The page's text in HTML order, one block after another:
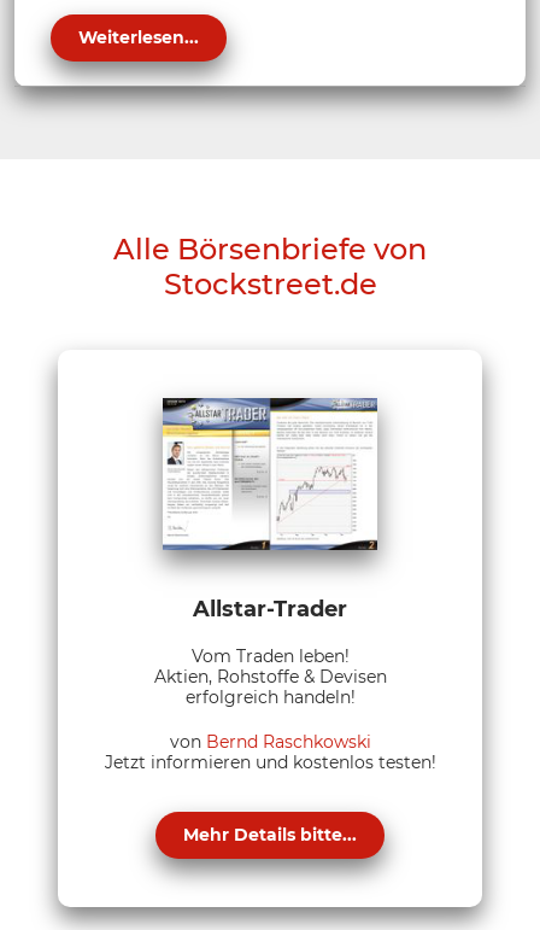
Weiterlesen...
Alle Börsenbriefe von
Stockstreet.de
Allstar-Trader
Vom Traden leben!
Aktien, Rohstoffe & Devisen
erfolgreich handeln!
von Bernd Raschkowski
Jetzt informieren und kostenlos testen!
Mehr Details bitte...